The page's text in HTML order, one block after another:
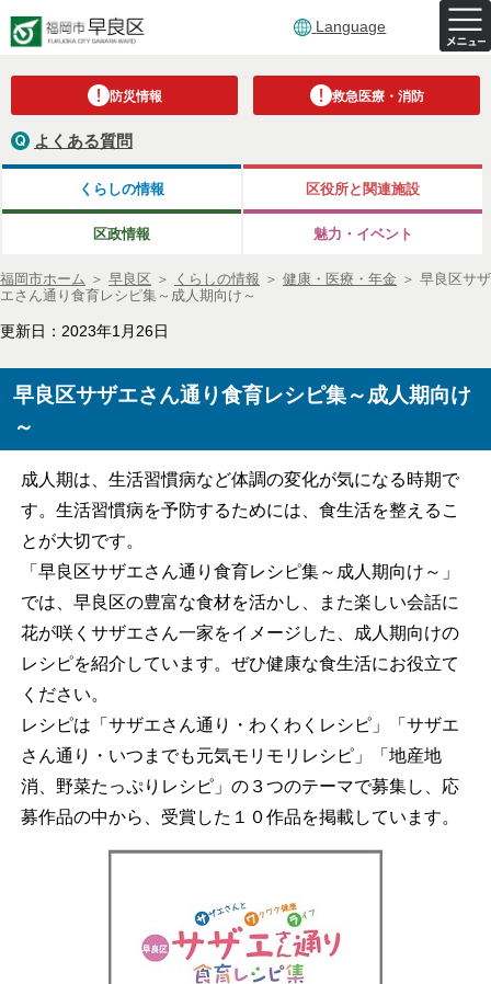
Language
防災情報 救急医療・消防
よくある質問
くらしの情報 区役所と関連施設
区政情報 魅力・イベント
福岡市ホーム ＞ 早良区 ＞ くらしの情報 ＞ 健康・医療・年金 ＞ 早良区サザ
エさん通り食育レシピ集～成人期向け～
更新日：2023年1月26日
早良区サザエさん通り食育レシピ集～成人期向け
～
成人期は、生活習慣病など体調の変化が気になる時期で
す。生活習慣病を予防するためには、食生活を整えるこ
とが大切です。
「早良区サザエさん通り食育レシピ集～成人期向け～」
では、早良区の豊富な食材を活かし、また楽しい会話に
花が咲くサザエさん一家をイメージした、成人期向けの
レシピを紹介しています。ぜひ健康な食生活にお役立て
ください。
レシピは「サザエさん通り・わくわくレシピ」「サザエ
さん通り・いつまでも元気モリモリレシピ」「地産地
消、野菜たっぷりレシピ」の３つのテーマで募集し、応
募作品の中から、受賞した１０作品を掲載しています。